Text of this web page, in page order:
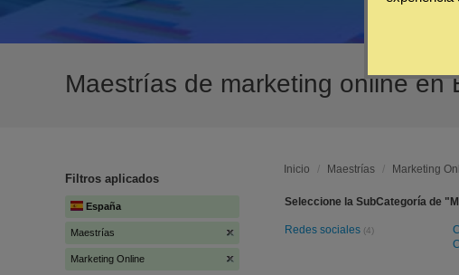
Maestrías de marketing online en
Filtros aplicados
España
Maestrías
Marketing Online
Inicio / Maestrías / Marketing
Seleccione la SubCategoría de
Redes sociales (4)